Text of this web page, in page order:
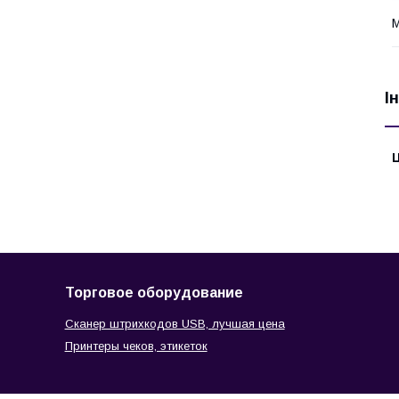
Торговое оборудование
Сканер штрихкодов USB, лучшая цена
Принтеры чеков, этикеток